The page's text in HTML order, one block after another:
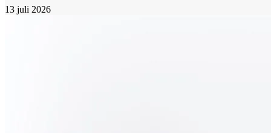
13 juli 2026